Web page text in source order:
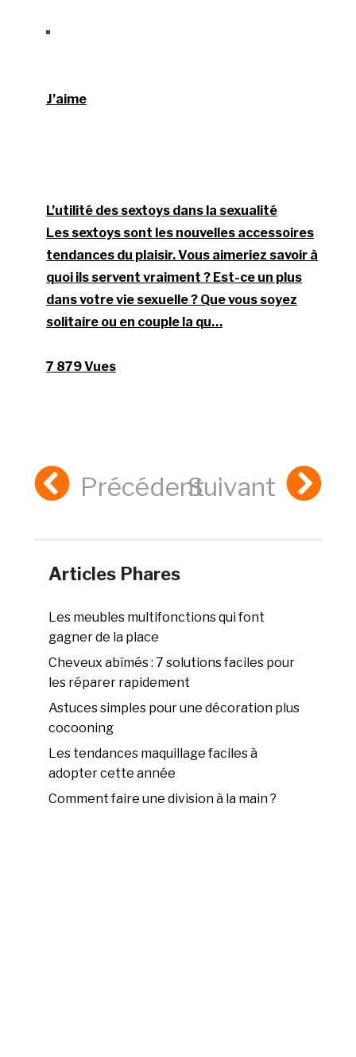
J’aime
L’utilité des sextoys dans la sexualité
Les sextoys sont les nouvelles accessoires
tendances du plaisir. Vous aimeriez savoir à
quoi ils servent vraiment ? Est-ce un plus
dans votre vie sexuelle ? Que vous soyez
solitaire ou en couple la qu…
7 879 Vues
PrécédentSuivant
Articles Phares
Les meubles multifonctions qui font
gagner de la place
Cheveux abîmés : 7 solutions faciles pour
les réparer rapidement
Astuces simples pour une décoration plus
cocooning
Les tendances maquillage faciles à
adopter cette année
Comment faire une division à la main ?